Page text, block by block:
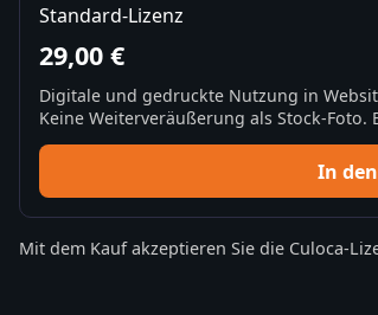
Standard-Lizenz
29,00 €
Digitale und gedruckte Nutzung in
Keine Weiterveräußerung als Stock-
In
Mit dem Kauf akzeptieren Sie die Culoca-